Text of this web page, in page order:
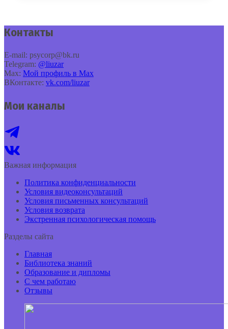
Контакты
E‑mail: psycorp@bk.ru
Telegram: @liuzar
Max: Мой профиль в Max
ВКонтакте: vk.com/liuzar
Мои каналы
Важная информация
Политика конфиденциальности
Условия видеоконсультаций
Условия письменных консультаций
Условия возврата
Экстренная психологическая помощь
Разделы сайта
Главная
Библиотека знаний
Образование и дипломы
С чем работаю
Отзывы